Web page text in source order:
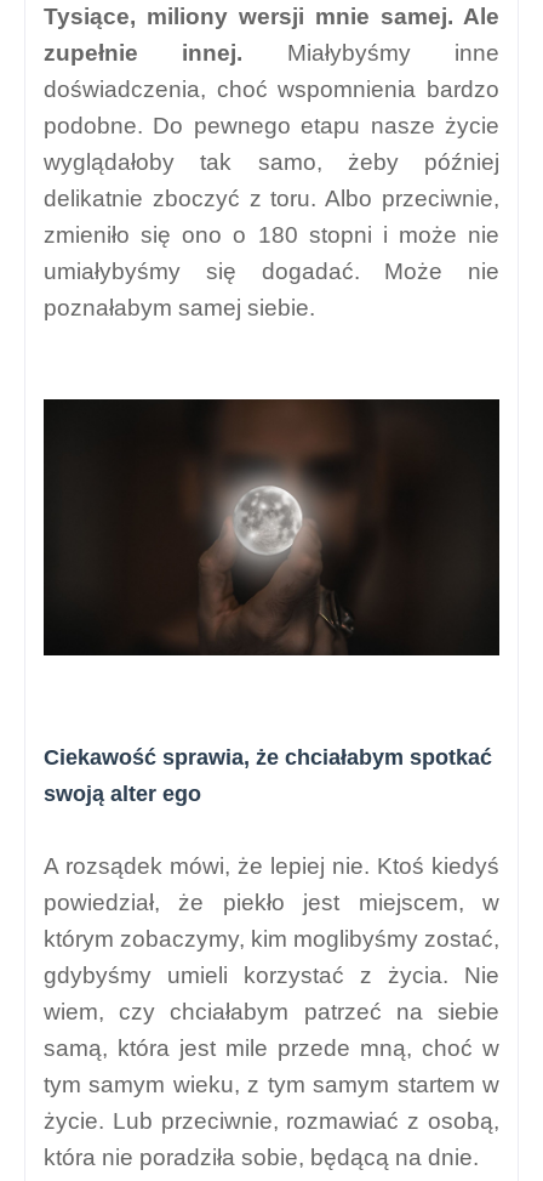
Tysiące, miliony wersji mnie samej. Ale
zupełnie innej. Miałybyśmy inne
doświadczenia, choć wspomnienia bardzo
podobne. Do pewnego etapu nasze życie
wyglądałoby tak samo, żeby później
delikatnie zboczyć z toru. Albo przeciwnie,
zmieniło się ono o 180 stopni i może nie
umiałybyśmy się dogadać. Może nie
poznałabym samej siebie.
Ciekawość sprawia, że chciałabym spotkać
swoją alter ego
A rozsądek mówi, że lepiej nie. Ktoś kiedyś
powiedział, że piekło jest miejscem, w
którym zobaczymy, kim moglibyśmy zostać,
gdybyśmy umieli korzystać z życia. Nie
wiem, czy chciałabym patrzeć na siebie
samą, która jest mile przede mną, choć w
tym samym wieku, z tym samym startem w
życie. Lub przeciwnie, rozmawiać z osobą,
która nie poradziła sobie, będącą na dnie.